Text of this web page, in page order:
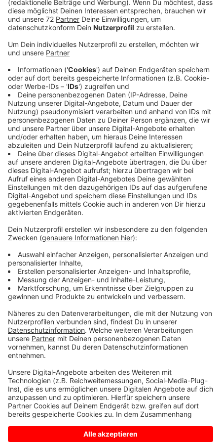
Veröffentlicht:Donnerstag, 03.09.2020 08:54
Anzeige
Handball-Zweitligist TV Emsdetten plant ein erstes
Testspiel mit Zuschauern. Am 18. September kommt
die HSG Nordhorn-Lingen in die Ems-Halle. Ob und wie
viele Zuschauer dabei sein werden, steht noch nicht
fest, heißt es vom TVE. Es liege ein sehr gutes
Hygienekonzept vor. Im Moment laufen die Gespräche
mit den Verantwortlichen.
Am Abend (02.09.20) haben die Emsdettener ein
Testspiel ohne Zuschauer gegen Drittligisten
Eintracht Hildesheim mit 25 zu 29 verloren. Das
nächste Testspiel ist morgen (04.09.20) in Lingen. Die
Verantwortlichen wissen noch nicht, mit vielen
Zuschauern die Handballer am 9. Oktober gegen den
TV Großwallstadt ins erste Heimspiel der neuen
Saison starten.
Der TVE sucht weiterhin freiwillige Helfer.
Interessierte melden sich per Mail:
Anzeige
Anzeige